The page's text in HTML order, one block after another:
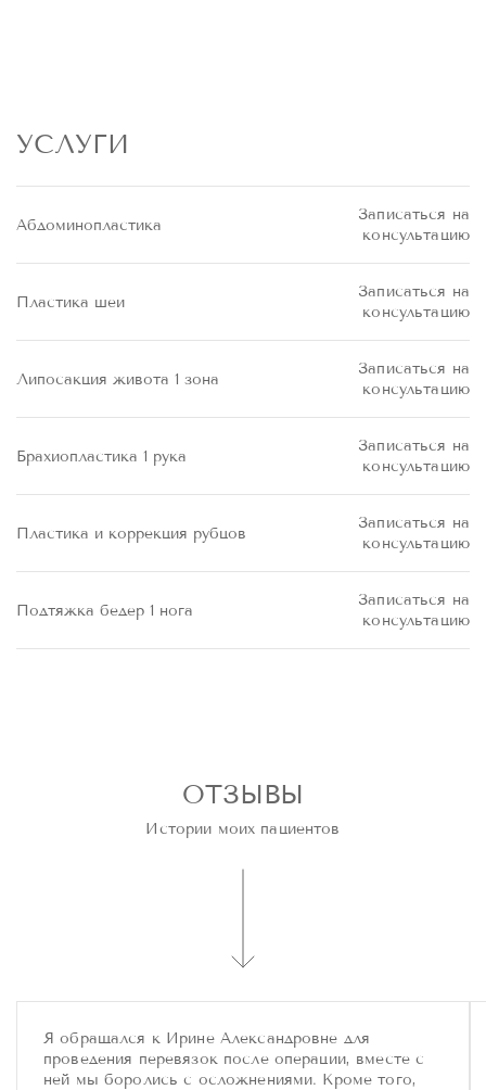
УСЛУГИ
Абдоминопластика
Записаться на
консультацию
Пластика шеи
Записаться на
консультацию
Липосакция живота 1 зона
Записаться на
консультацию
Брахиопластика 1 рука
Записаться на
консультацию
Пластика и коррекция рубцов
Записаться на
консультацию
Подтяжка бедер 1 нога
Записаться на
консультацию
ОТЗЫВЫ
Истории моих пациентов
Я обращался к Ирине Александровне для
проведения перевязок после операции, вместе с
ней мы боролись с осложнениями. Кроме того,
В БЛИЖАЙШЕЕ ВРЕМЯ.